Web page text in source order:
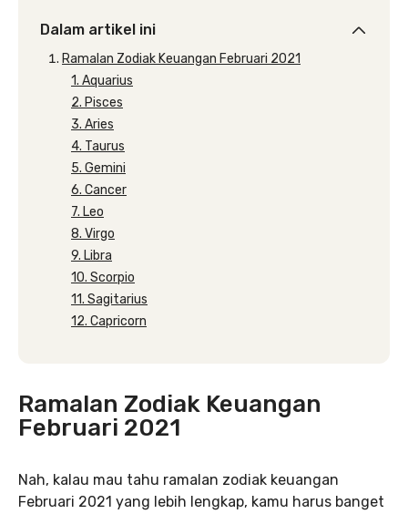
Dalam artikel ini
Ramalan Zodiak Keuangan Februari 2021
1. Aquarius
2. Pisces
3. Aries
4. Taurus
5. Gemini
6. Cancer
7. Leo
8. Virgo
9. Libra
10. Scorpio
11. Sagitarius
12. Capricorn
Ramalan Zodiak Keuangan
Februari 2021
Nah, kalau mau tahu ramalan zodiak keuangan
Februari 2021 yang lebih lengkap, kamu harus banget